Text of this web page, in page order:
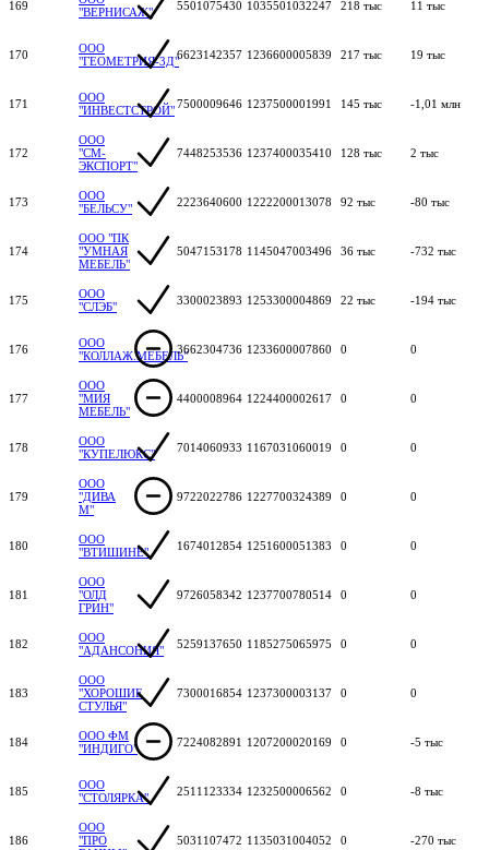
169
"ВЕРНИСАЖ"
5501075430 1035501032247 218 тыс 11 тыс
170
ООО
"ГЕОМЕТРИЯ-3Д"6623142357 1236600005839 217 тыс 19 тыс
171
ООО
"ИНВЕСТСТРОЙ"7500009646 1237500001991 145 тыс -1,01 млн
172
ООО
"СМ-
ЭКСПОРТ"
7448253536 1237400035410 128 тыс 2 тыс
173
ООО
"БЕЛЬСУ"
2223640600 1222200013078 92 тыс -80 тыс
174
ООО "ПК
"УМНАЯ
МЕБЕЛЬ"
5047153178 1145047003496 36 тыс -732 тыс
175
ООО
"СЛЭБ"
3300023893 1253300004869 22 тыс -194 тыс
176
ООО
"КОЛЛАЖ.МЕБЕЛЬ"3662304736 1233600007860 0 0
177
ООО
"МИЯ
МЕБЕЛЬ"
4400008964 1224400002617 0 0
178
ООО
"КУПЕЛЮКС"
7014060933 1167031060019 0 0
179
ООО
"ДИВА
М"
9722022786 1227700324389 0 0
180
ООО
"ВТИШИНЕ"
1674012854 1251600051383 0 0
181
ООО
"ОЛД
ГРИН"
9726058342 1237700780514 0 0
182
ООО
"АДАНСОНИЯ"
5259137650 1185275065975 0 0
183
ООО
"ХОРОШИЕ
СТУЛЬЯ"
7300016854 1237300003137 0 0
184
ООО ФМ
"ИНДИГО"
7224082891 1207200020169 0 -5 тыс
185
ООО
"СТОЛЯРКА"
2511123334 1232500006562 0 -8 тыс
186
ООО
"ПРО
5031107472 1135031004052 0 -270 тыс